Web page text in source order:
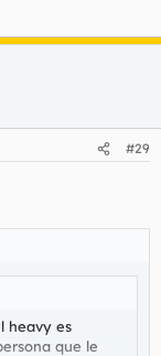
#29
heavy es
que le